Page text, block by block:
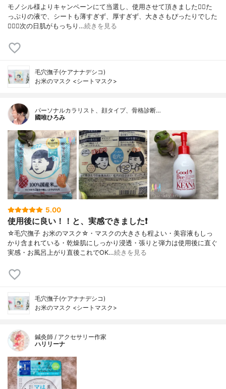
モノシル様よりキャンペーンにて当選し、使用させて頂きました🙇‍♀️た
っぷりの液で、シートも薄すぎず、厚すぎず、大きさもぴったりでした
🙆🏻‍♀️次の日肌がもっちり…続きを見る
毛穴撫子(ケアナナデシコ)
お米のマスク <シートマスク>
パーソナルカラリスト、顔タイプ、骨格診断…
國唯ひろみ
5.00
使用後に良い！！と、実感できました❗
☆毛穴撫子 お米のマスク☆・マスクの大きさも程よい・美容液もしっ
かり含まれている・乾燥肌にしっかり浸透・張りと弾力は使用後に直ぐ
実感・お風呂上がり直後これでOK…続きを見る
毛穴撫子(ケアナナデシコ)
お米のマスク <シートマスク>
鍼灸師 / アクセサリー作家
ハリリーナ